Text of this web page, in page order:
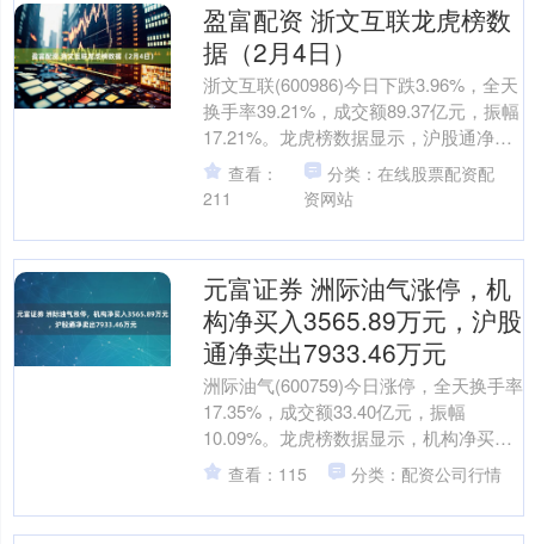
盈富配资 浙文互联龙虎榜数
据（2月4日）
浙文互联(600986)今日下跌3.96%，全天
换手率39.21%，成交额89.37亿元，振幅
17.21%。龙虎榜数据显示，沪股通净买
入1.39亿元，营业部席位....
查看：
211
分类：在线股票配资配
资网站
元富证券 洲际油气涨停，机
构净买入3565.89万元，沪股
通净卖出7933.46万元
洲际油气(600759)今日涨停，全天换手率
17.35%，成交额33.40亿元，振幅
10.09%。龙虎榜数据显示，机构净买入
3565.89万元，沪股通净卖出79....
查看：115 分类：配资公司行情